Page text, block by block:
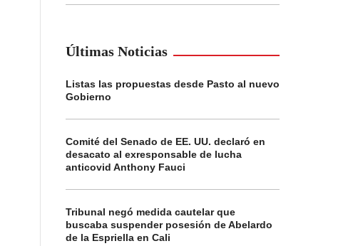
Últimas Noticias
Listas las propuestas desde Pasto al nuevo
Gobierno
Comité del Senado de EE. UU. declaró en
desacato al exresponsable de lucha
anticovid Anthony Fauci
Tribunal negó medida cautelar que
buscaba suspender posesión de Abelardo
de la Espriella en Cali